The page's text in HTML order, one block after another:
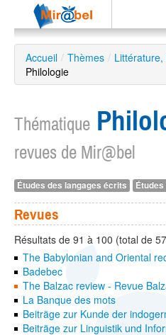
Le réseau
Soutien
avancée
EN
ES
?
Accueil / Thèmes /
Philologie
Thématique
revues de Mir@bel
Études des langages écrits
Revues
Résultats de 91 à 100 (total de
The Babylonian and Oriental
Badebec
The Balzac review - Revue
La Banque des mots
Beiträge zur Kunde der
Beiträge zur Linguistik und